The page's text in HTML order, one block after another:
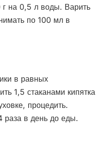
на 0,5 л воды. Варить
по 100 мл в
в равных
1,5 стаканами кипятка
процедить.
раза в день до еды.